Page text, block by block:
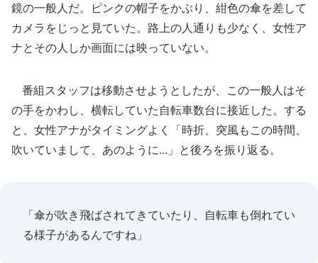
鏡の一般人だ。ピンクの帽子をかぶり、紺色の傘を差して
カメラをじっと見ていた。路上の人通りも少なく、女性ア
ナとその人しか画面には映っていない。
番組スタッフは移動させようとしたが、この一般人はそ
の手をかわし、横転していた自転車数台に接近した。する
と、女性アナがタイミングよく「時折、突風もこの時間、
吹いていまして、あのように...」と後ろを振り返る。
「傘が吹き飛ばされてきていたり、自転車も倒れてい
る様子があるんですね」